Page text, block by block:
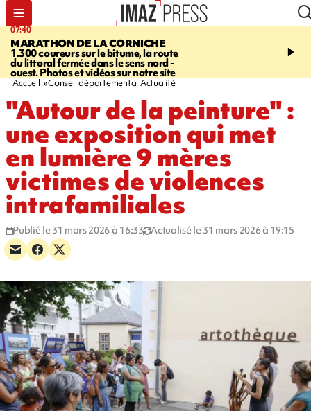
07:40
MARATHON DE LA CORNICHE
1.300 coureurs sur le bitume, la route
du littoral fermée dans le sens nord -
ouest. Photos et vidéos sur notre site
10:33
l’enfance - une
Accueil Conseil départemental Actualité
"Autour de la peinture" :
une exposition qui met
en lumière 9 mères
victimes de violences
intrafamiliales
Publié le 31 mars 2026 à 16:33 Actualisé le 31 mars 2026 à 19:15